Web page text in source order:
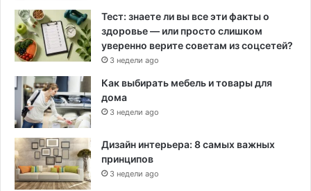
Тест: знаете ли вы все эти факты о
здоровье — или просто слишком
уверенно верите советам из соцсетей?
3 недели ago
Как выбирать мебель и товары для
дома
3 недели ago
Дизайн интерьера: 8 самых важных
принципов
3 недели ago